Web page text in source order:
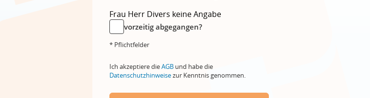
Frau Herr Divers keine Angabe
vorzeitig abgegangen?
* Pflichtfelder
Ich akzeptiere dieAGB und habe die
Datenschutzhinweisezur Kenntnis genommen.